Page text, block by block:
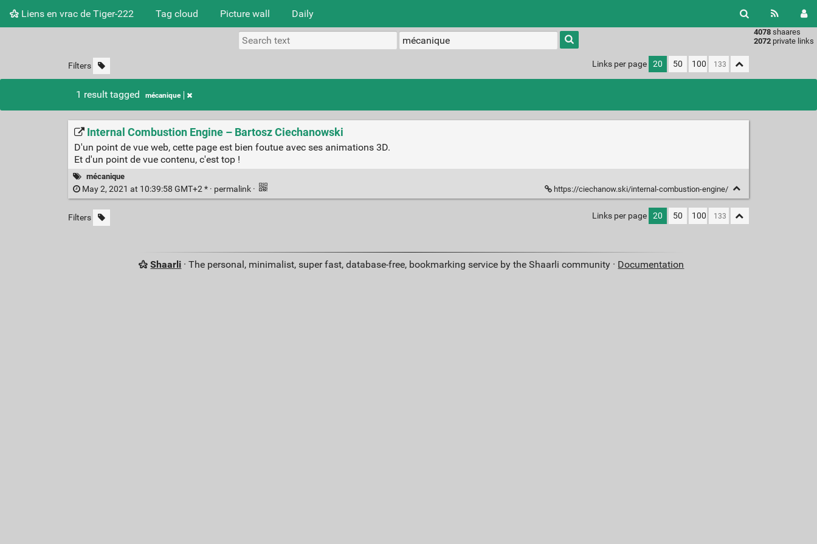
Liens en vrac de Tiger-222 Tag cloud Picture wall Daily
4078 shaares
2072 private links
Type 1 or
more
characters
results.
Filters Links per page 20 50 100
1 result tagged mécanique
Internal Combustion Engine – Bartosz Ciechanowski
D'un point de vue web, cette page est bien foutue avec ses animations 3D.
Et d'un point de vue contenu, c'est top !
mécanique
May 2, 2021 at 10:39:58 GMT+2 * · permalink · https://ciechanow.ski/internal-combustion-engine/
Filters Links per page 20 50 100
Shaarli · The personal, minimalist, super fast, database-free, bookmarking service by the Shaarli community · Documentation